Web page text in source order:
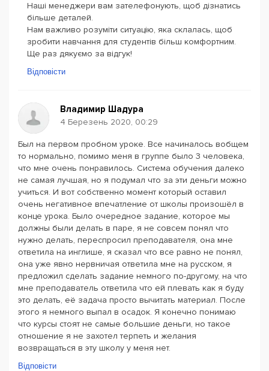
Наші менеджери вам зателефонують, щоб дізнатись
більше деталей.
Нам важливо розуміти ситуацію, яка склалась, щоб
зробити навчання для студентів більш комфортним.
Ще раз дякуємо за відгук!
Відповісти
Владимир Шадура
4 Березень 2020, 00:29
Был на первом пробном уроке. Все начиналось вобщем
то нормально, помимо меня в группе было 3 человека,
что мне очень понравилось. Система обучения далеко
не самая лучшая, но я подумал что за эти деньги можно
учиться. И вот собственно момент который оставил
очень негативное впечатление от школы произошёл в
конце урока. Было очередное задание, которое мы
должны были делать в паре, я не совсем понял что
нужно делать, переспросил преподавателя, она мне
ответила на инглише, я сказал что все равно не понял,
она уже явно нервничая ответила мне на русском, я
предложил сделать задание немного по-другому, на что
мне преподаватель ответила что ей плевать как я буду
это делать, её задача просто вычитать материал. После
этого я немного выпал в осадок. Я конечно понимаю
что курсы стоят не самые большие деньги, но такое
отношение я не захотел терпеть и желания
возвращаться в эту школу у меня нет.
Відповісти